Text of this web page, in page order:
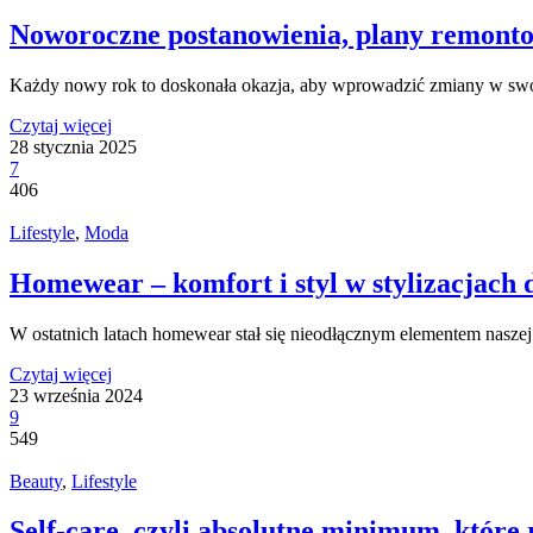
Noworoczne postanowienia, plany
Każdy nowy rok to doskonała okazja, aby wprowadzić zmiany w
Czytaj więcej
28 stycznia 2025
7
406
Lifestyle, Moda
Homewear – komfort i styl w stylizacjach
W ostatnich latach homewear stał się nieodłącznym elementem
Czytaj więcej
23 września 2024
9
549
Beauty, Lifestyle